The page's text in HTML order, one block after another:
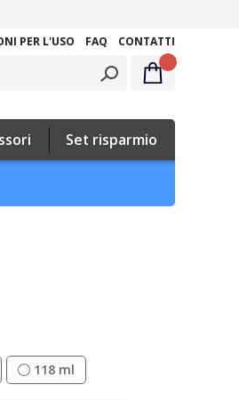
CONTATTI
FAQ
PER L'USO
contenuto
Set risparmio
118 ml